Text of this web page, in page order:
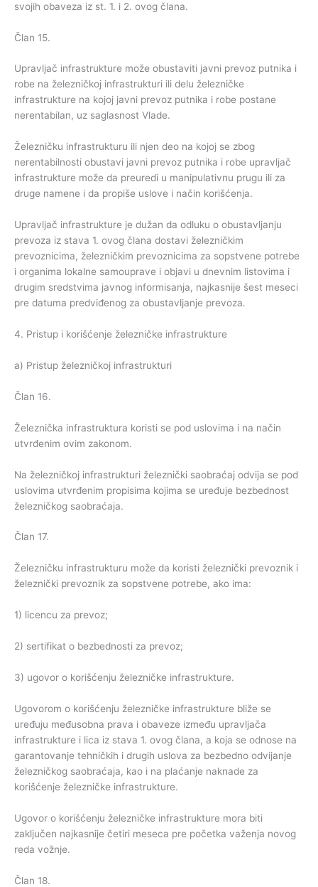
svojih obaveza iz st. 1. i 2. ovog člana.
Član 15.
Upravljač infrastrukture može obustaviti javni prevoz putnika i
robe na železničkoj infrastrukturi ili delu železničke
infrastrukture na kojoj javni prevoz putnika i robe postane
nerentabilan, uz saglasnost Vlade.
Železničku infrastrukturu ili njen deo na kojoj se zbog
nerentabilnosti obustavi javni prevoz putnika i robe upravljač
infrastrukture može da preuredi u manipulativnu prugu ili za
druge namene i da propiše uslove i način korišćenja.
Upravljač infrastrukture je dužan da odluku o obustavljanju
prevoza iz stava 1. ovog člana dostavi železničkim
prevoznicima, železničkim prevoznicima za sopstvene potrebe
i organima lokalne samouprave i objavi u dnevnim listovima i
drugim sredstvima javnog informisanja, najkasnije šest meseci
pre datuma predviđenog za obustavljanje prevoza.
4. Pristup i korišćenje železničke infrastrukture
a) Pristup železničkoj infrastrukturi
Član 16.
Železnička infrastruktura koristi se pod uslovima i na način
utvrđenim ovim zakonom.
Na železničkoj infrastrukturi železnički saobraćaj odvija se pod
uslovima utvrđenim propisima kojima se uređuje bezbednost
železničkog saobraćaja.
Član 17.
Železničku infrastrukturu može da koristi železnički prevoznik i
železnički prevoznik za sopstvene potrebe, ako ima:
1) licencu za prevoz;
2) sertifikat o bezbednosti za prevoz;
3) ugovor o korišćenju železničke infrastrukture.
Ugovorom o korišćenju železničke infrastrukture bliže se
uređuju međusobna prava i obaveze između upravljača
infrastrukture i lica iz stava 1. ovog člana, a koja se odnose na
garantovanje tehničkih i drugih uslova za bezbedno odvijanje
železničkog saobraćaja, kao i na plaćanje naknade za
korišćenje železničke infrastrukture.
Ugovor o korišćenju železničke infrastrukture mora biti
zaključen najkasnije četiri meseca pre početka važenja novog
reda vožnje.
Član 18.